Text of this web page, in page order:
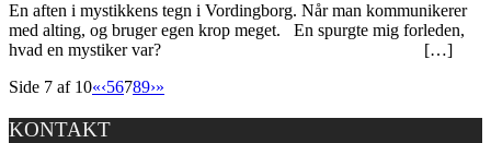
En aften i mystikkens tegn i Vordingborg. Når man kommunikerer
med alting, og bruger egen krop meget. En spurgte mig forleden,
hvad en mystiker var? […]
Side 7 af 10«‹56789›»
KONTAKT